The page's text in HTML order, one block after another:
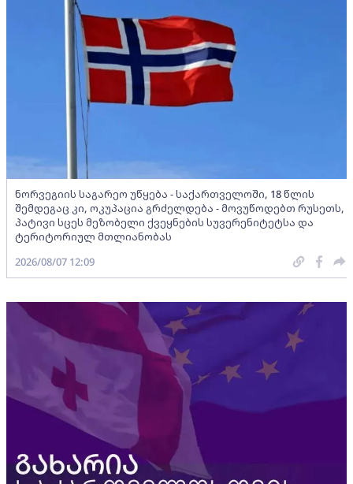
ნორვეგიის საგარეო უწყება - საქართველოში, 18 წლის
შემდეგაც კი, ოკუპაცია გრძელდება - მოვუწოდებთ რუსეთს,
პატივი სცეს მეზობელი ქვეყნების სუვერენიტეტსა და
ტერიტორიულ მთლიანობას
2026/08/07 12:09